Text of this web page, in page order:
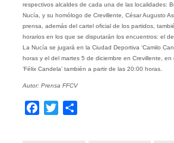
respectivos alcaldes de cada una de las localidades:
Nucía, y su homólogo de Crevillente, César Augusto
prensa, además del cartel oficial de los partidos,
horarios en los que se disputarán los encuentros: el
La Nucía se jugará en la Ciudad Deportiva ‘Camilo
horas y el del martes 5 de diciembre en Crevillente, en
‘Félix Candela’ también a partir de las 20:00 horas.
Autor: Prensa FFCV
Facebook
Twitter